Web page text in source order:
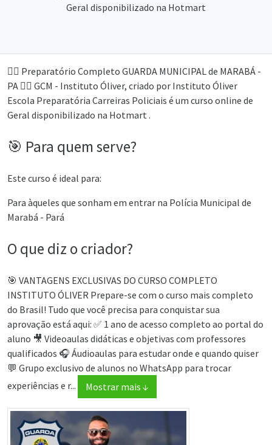
Geral disponibilizado na Hotmart
👮‍♂️ Preparatório Completo GUARDA MUNICIPAL de MARABÁ -
PA 👮‍♂️ GCM - Instituto Óliver, criado por Instituto Óliver
Escola Preparatória Carreiras Policiais é um curso online de
Geral disponibilizado na Hotmart .
🎯 Para quem serve?
Este curso é ideal para:
Para àqueles que sonham em entrar na Polícia Municipal de
Marabá - Pará
O que diz o criador?
🎯 VANTAGENS EXCLUSIVAS DO CURSO COMPLETO
INSTITUTO ÓLIVER Prepare-se com o curso mais completo
do Brasil! Tudo que você precisa para conquistar sua
aprovação está aqui: ✅ 1 ano de acesso completo ao portal do
aluno 🎥 Videoaulas didáticas e objetivas com professores
qualificados 🎧 Áudioaulas para estudar onde e quando quiser
💬 Grupo exclusivo de alunos no WhatsApp para trocar
experiências e r...
Mostrar mais ↓